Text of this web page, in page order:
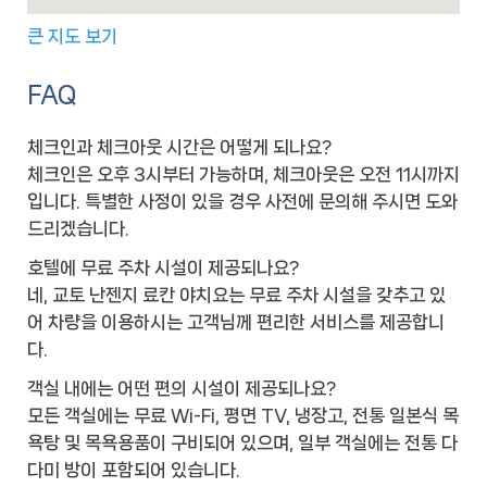
큰 지도 보기
FAQ
체크인과 체크아웃 시간은 어떻게 되나요?
체크인은 오후 3시부터 가능하며, 체크아웃은 오전 11시까지
입니다. 특별한 사정이 있을 경우 사전에 문의해 주시면 도와
드리겠습니다.
호텔에 무료 주차 시설이 제공되나요?
네, 교토 난젠지 료칸 야치요는 무료 주차 시설을 갖추고 있
어 차량을 이용하시는 고객님께 편리한 서비스를 제공합니
다.
객실 내에는 어떤 편의 시설이 제공되나요?
모든 객실에는 무료 Wi-Fi, 평면 TV, 냉장고, 전통 일본식 목
욕탕 및 목욕용품이 구비되어 있으며, 일부 객실에는 전통 다
다미 방이 포함되어 있습니다.